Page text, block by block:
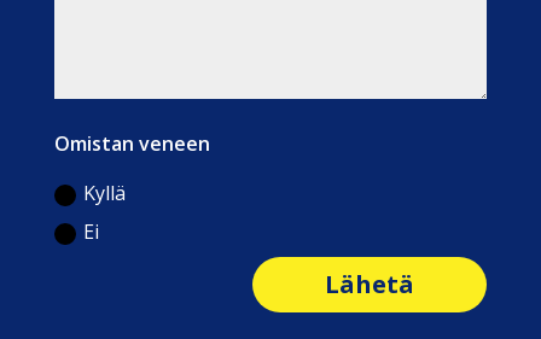
Omistan veneen
Kyllä
Ei
Lähetä